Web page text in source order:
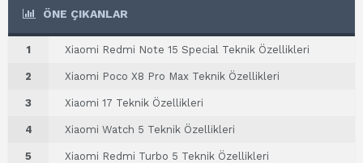
ÖNE ÇIKANLAR
1 Xiaomi Redmi Note 15 Special Teknik Özellikleri
2 Xiaomi Poco X8 Pro Max Teknik Özellikleri
3 Xiaomi 17 Teknik Özellikleri
4 Xiaomi Watch 5 Teknik Özellikleri
5 Xiaomi Redmi Turbo 5 Teknik Özellikleri